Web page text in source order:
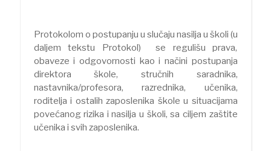
Protokolom o postupanju u slučaju nasilja u školi (u
daljem tekstu Protokol) se regulišu prava,
obaveze i odgovornosti kao i načini postupanja
direktora škole, stručnih saradnika,
nastavnika/profesora, razrednika, učenika,
roditelja i ostalih zaposlenika škole u situacijama
povećanog rizika i nasilja u školi, sa ciljem zaštite
učenika i svih zaposlenika.